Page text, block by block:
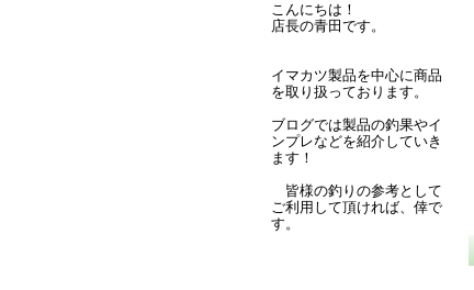
こんにちは！
店長の青田です。
イマカツ製品を中心に商品
を取り扱っております。
ブログでは製品の釣果やイ
ンプレなどを紹介していき
ます！
皆様の釣りの参考として
ご利用して頂ければ、倖で
す。